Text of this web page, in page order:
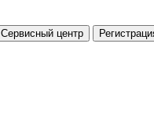
Сервисный центр